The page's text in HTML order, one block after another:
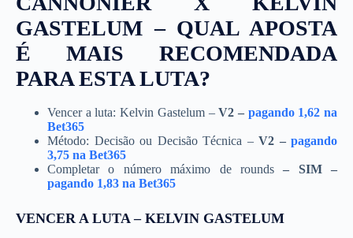
GASTELUM – QUAL APOSTA
É MAIS RECOMENDADA
PARA ESTA LUTA?
Vencer a luta: Kelvin Gastelum –V2 – pagando 1,62 na
Bet365
Método: Decisão ou Decisão Técnica – V2 – pagando
3,75 na Bet365
Completar o número máximo de rounds– SIM –
pagando 1,83 na Bet365
VENCER A LUTA – KELVIN GASTELUM